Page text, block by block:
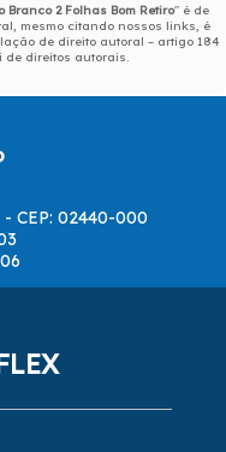
2 Folhas Bom Retiro" é de
mesmo citando nossos links, é
de direito autoral – artigo 184
de direitos autorais
CEP: 02440-000